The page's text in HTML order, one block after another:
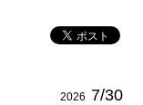
2026 7/30